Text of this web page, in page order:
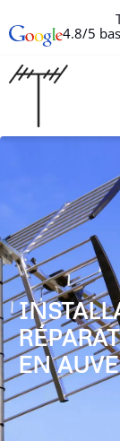
4.8/5
EN